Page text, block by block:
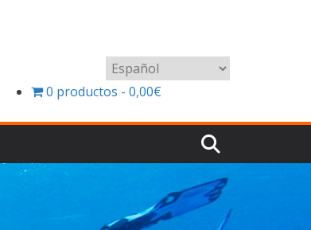
Elegir
un
0 productos 0,00€